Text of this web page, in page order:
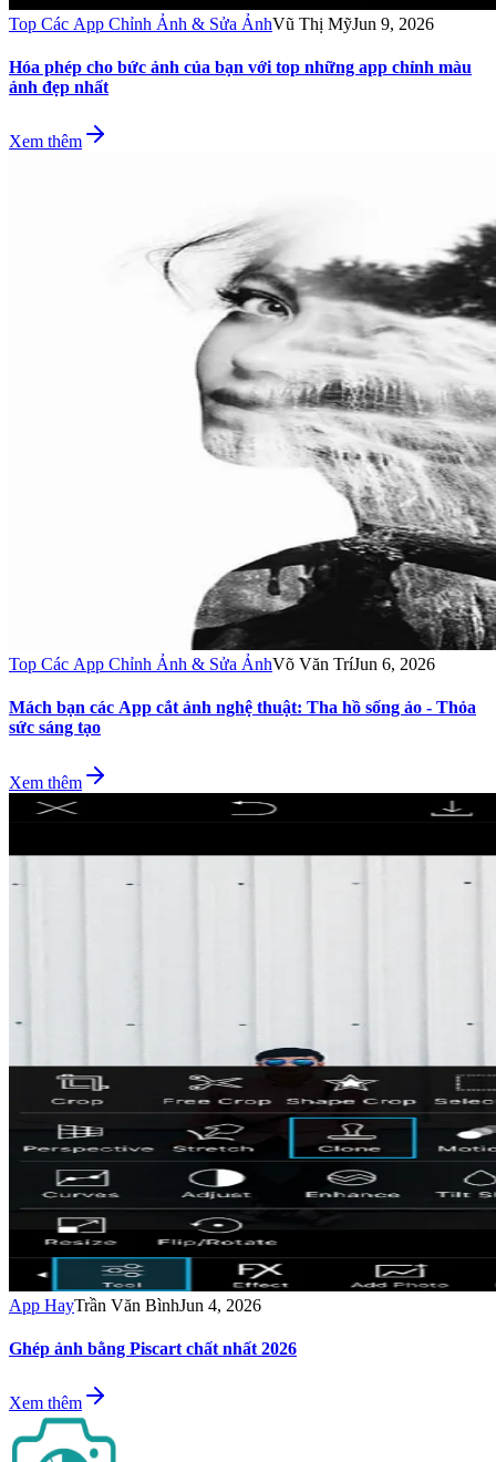
Top Các App Chỉnh Ảnh & Sửa ẢnhVũ Thị MỹJun 9, 2026
Hóa phép cho bức ảnh của bạn với top những app chỉnh màu
ảnh đẹp nhất
Xem thêm
Top Các App Chỉnh Ảnh & Sửa ẢnhVõ Văn TríJun 6, 2026
Mách bạn các App cắt ảnh nghệ thuật: Tha hồ sống ảo - Thỏa
sức sáng tạo
Xem thêm
App HayTrần Văn BìnhJun 4, 2026
Ghép ảnh bằng Piscart chất nhất 2026
Xem thêm